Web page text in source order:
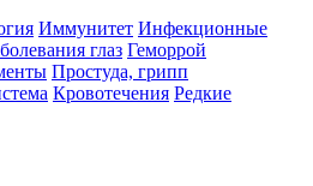
Иммунитет Инфекционные
глаз Геморрой
Простуда, грипп
Кровотечения Редкие